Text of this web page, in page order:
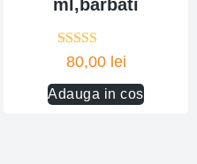
ml,barbati
80,00 lei
Adauga in cos
Evaluat la
5.00